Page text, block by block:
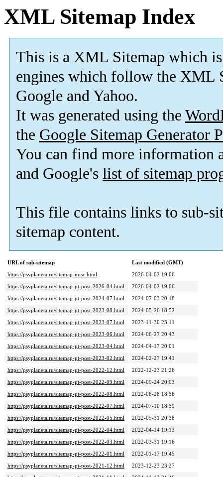
XML Sitemap Index
This is a XML Sitemap which is
engines which follow the XML
Google and Yahoo.
It was generated using the
the Google Sitemap Generator
You can find more information
and Google's list of sitemap
This file contains links to sub-
sitemap content.
URL of sub-sitemap
Last modified (GMT)
https://psyplaneta.ru/sitemap-misc.html
2026-04-02 19:06
https://psyplaneta.ru/sitemap-pt-post-2026-04.html
2026-04-02 19:06
https://psyplaneta.ru/sitemap-pt-post-2024-07.html
2024-07-03 20:18
https://psyplaneta.ru/sitemap-pt-post-2023-08.html
2024-05-26 18:52
https://psyplaneta.ru/sitemap-pt-post-2023-07.html
2023-11-30 23:11
https://psyplaneta.ru/sitemap-pt-post-2023-06.html
2024-06-27 20:43
https://psyplaneta.ru/sitemap-pt-post-2023-04.html
2024-04-17 20:01
https://psyplaneta.ru/sitemap-pt-post-2023-02.html
2024-02-27 19:41
https://psyplaneta.ru/sitemap-pt-post-2022-12.html
2022-12-23 21:26
https://psyplaneta.ru/sitemap-pt-post-2022-09.html
2024-09-24 20:03
https://psyplaneta.ru/sitemap-pt-post-2022-08.html
2022-08-28 18:56
https://psyplaneta.ru/sitemap-pt-post-2022-07.html
2024-07-10 18:59
https://psyplaneta.ru/sitemap-pt-post-2022-05.html
2022-05-31 20:38
https://psyplaneta.ru/sitemap-pt-post-2022-04.html
2022-04-14 19:13
https://psyplaneta.ru/sitemap-pt-post-2022-03.html
2022-03-31 19:16
https://psyplaneta.ru/sitemap-pt-post-2022-01.html
2022-01-17 19:45
https://psyplaneta.ru/sitemap-pt-post-2021-12.html
2023-12-23 23:27